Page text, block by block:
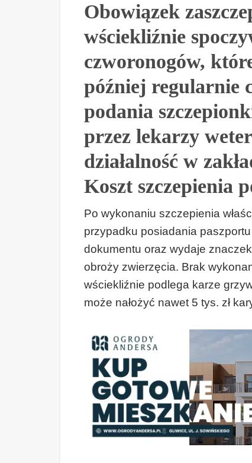
Obowiązek
wściekliźnie
czworonogów,
później regularnie
podania
przez lekarzy
działalność w
Koszt szczepienia
Po wykonaniu szczepienia
przypadku posiadania
dokumentu oraz wydaje
obroży zwierzęcia. Brak
wściekliźnie podlega karze
może nałożyć nawet 5 tys. zł